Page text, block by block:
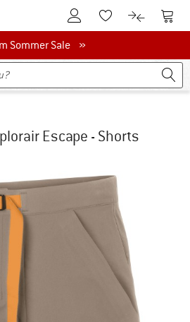
Zum KundenkontoZum Merkzettel.
Zum Zum
Sale
Sommer Sale »
Escape - Shorts